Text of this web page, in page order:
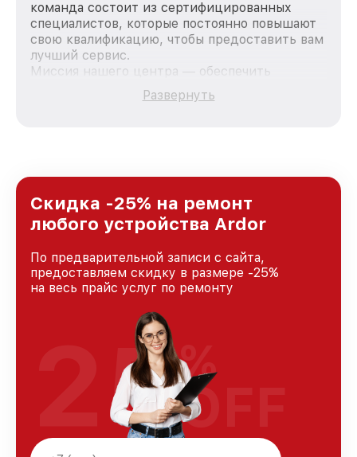
команда состоит из сертифицированных
специалистов, которые постоянно повышают
свою квалификацию, чтобы предоставить вам
лучший сервис.
Миссия нашего центра — обеспечить
качественный и доступный ремонт для
каждого пользователя продукции Ardor, вне
Ростове-на-Дону, постоянно повышая уровень
доверия и лояльности наших клиентов.
Развернуть
Скидка -25% на ремонт
любого устройства Ardor
По предварительной записи с сайта,
предоставляем скидку в размере -25%
на весь прайс услуг по ремонту
25%
OFF